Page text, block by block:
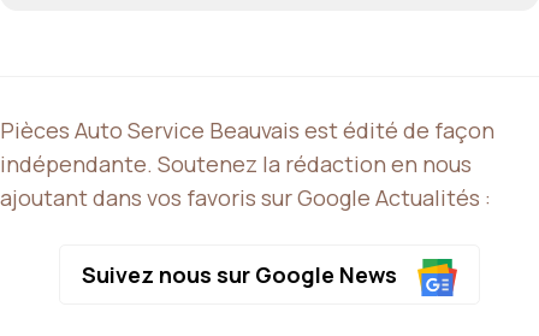
Pièces Auto Service Beauvais est édité de façon
indépendante. Soutenez la rédaction en nous
ajoutant dans vos favoris sur Google Actualités :
Suivez nous sur Google News